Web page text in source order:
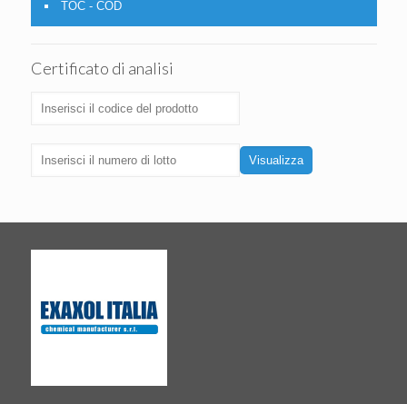
TOC - COD
Certificato di analisi
Visualizza